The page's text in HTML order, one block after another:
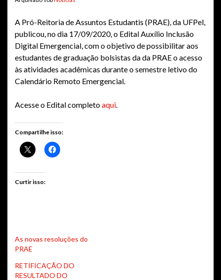
A Pró-Reitoria de Assuntos Estudantis (PRAE), da UFPel,
publicou, no dia 17/09/2020, o Edital Auxílio Inclusão
Digital Emergencial, com o objetivo de possibilitar aos
estudantes de graduação bolsistas da da PRAE o acesso
às atividades acadêmicas durante o semestre letivo do
Calendário Remoto Emergencial.
Acesse o Edital completoaqui
Compartilhe isso:
Curtir isso:
As novas resoluções do
PRAE
RETIFICAÇÃO DO
RESULTADO DO